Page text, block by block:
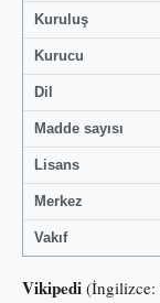
Kuruluş
Kurucu
Dil
Madde sayısı
Lisans
Merkez
Vakıf
Vikipedi (İngilizce: